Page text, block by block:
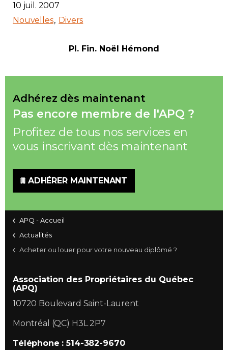
10 juil. 2007
Nouvelles Divers
Pl. Fin. Noël Hémond
Adhérez dès maintenant
Pas encore membre de l'APQ ?
Profitez de tous nos services en
vous inscrivant dès maintenant
ADHÉRER MAINTENANT
APQ - Accueil
Actualités
Acheter ou louer pour votre nouveau diplômé ?
Association des Propriétaires du Québec
(APQ)
10720 Boulevard Saint-Laurent
Montréal (QC) H3L 2P7
Téléphone : 514-382-9670